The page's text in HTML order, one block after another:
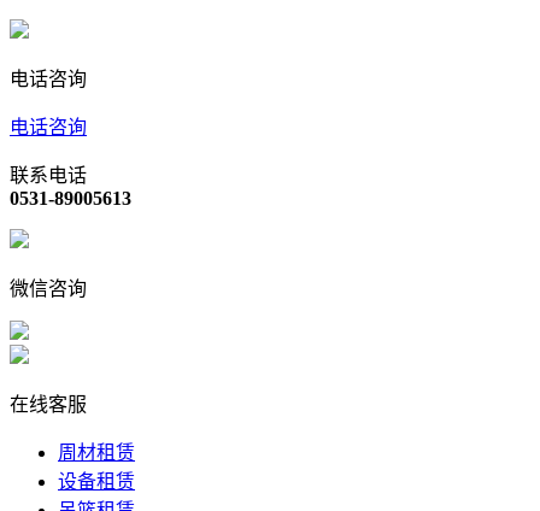
电话咨询
电话咨询
联系电话
0531-89005613
微信咨询
在线客服
周材租赁
设备租赁